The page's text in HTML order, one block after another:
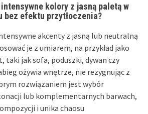
intensywne kolory z jasną paletą w
bez efektu przytłoczenia?
akcenty z jasną lub neutralną
je z umiarem, na przykład jako
taki jak sofa, poduszki, dywan czy
ożywia wnętrze, nie rezygnując z
rozwiązaniem jest wybór
lub komplementarnych barwach,
i unika chaosu